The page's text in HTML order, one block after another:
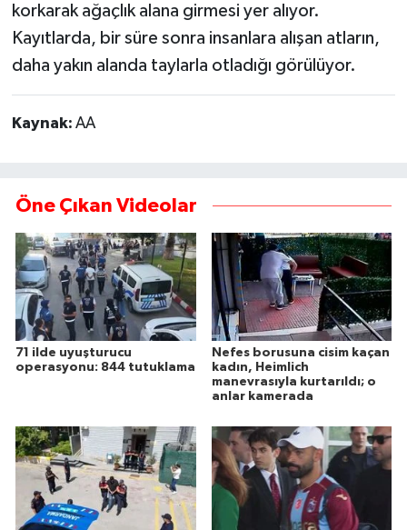
korkarak ağaçlık alana girmesi yer alıyor.
Kayıtlarda, bir süre sonra insanlara alışan atların,
daha yakın alanda taylarla otladığı görülüyor.
Kaynak: AA
Öne Çıkan Videolar
71 ilde uyuşturucu
operasyonu: 844 tutuklama
Nefes borusuna cisim kaçan
kadın, Heimlich
manevrasıyla kurtarıldı; o
anlar kamerada